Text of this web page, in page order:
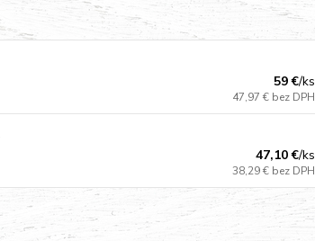
59 €/ks
47,97 € bez DPH
47,10 €/ks
38,29 € bez DPH